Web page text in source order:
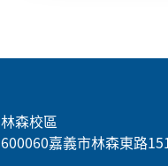
林森校區
600060嘉義市林森東路